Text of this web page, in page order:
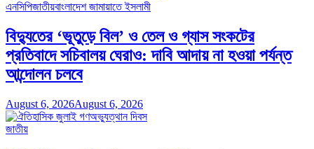
এনসিপিজাতীয়বাংলাদেশ জামায়াতে ইসলামী
বিদ্যুতের ‘ভূতুড়ে বিল’ ও তেল ও গ্যাস সংকটের
প্রতিবাদে সচিবালয় ঘেরাও: দাবি আদায় না হওয়া পর্যন্ত
আন্দোলন চলবে
August 6, 2026August 6, 2026
জাতীয়